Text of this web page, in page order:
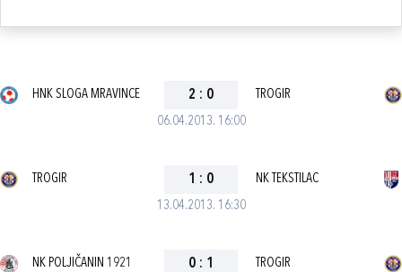
06.04.2013. 16:00
HNK SLOGA MRAVINCE 2 : 0 TROGIR
13.04.2013. 16:30
TROGIR 1 : 0 NK TEKSTILAC
NK POLJIČANIN 1921 0 : 1 TROGIR